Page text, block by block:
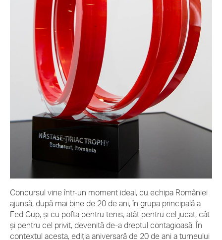
Concursul vine într-un moment ideal, cu echipa României
ajunsă, după mai bine de 20 de ani, în grupa principală a
Fed Cup, și cu pofta pentru tenis, atât pentru cel jucat, cât
și pentru cel privit, devenită de-a dreptul contagioasă. În
contextul acesta, ediția aniversară de 20 de ani a turneului